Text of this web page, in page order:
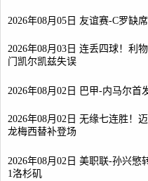
2026年08月05日 友谊赛-C罗缺
2026年08月03日 连丢四球！利
门凯尔凯兹失误
2026年08月02日 巴甲-内马尔首
2026年08月02日 无缘七连胜！
龙梅西替补登场
2026年08月02日 美职联-孙兴
1洛杉矶